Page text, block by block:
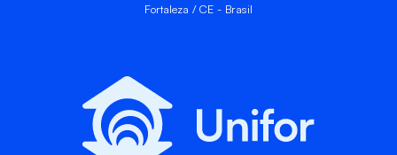
Fortaleza / CE - Brasil